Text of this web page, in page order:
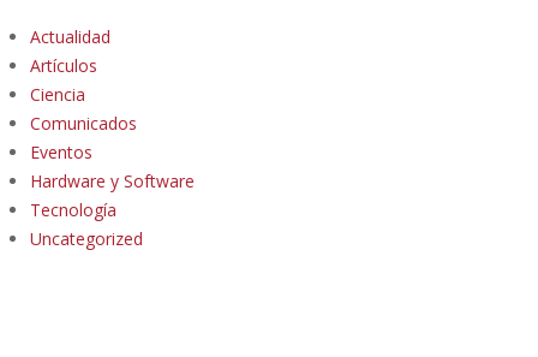
Actualidad
Artículos
Ciencia
Comunicados
Eventos
Hardware y Software
Tecnología
Uncategorized